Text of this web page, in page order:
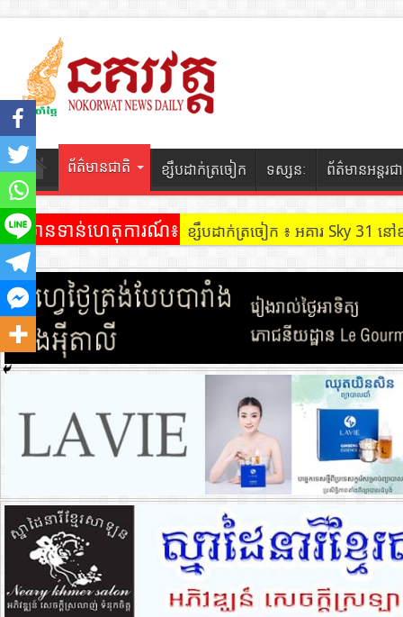
ព័ត៌មានជាតិ ខ្សឹបដាក់ត្រចៀក ទស្សនៈ ព័ត៌មានអន្តរជ
ព័ត៌មានទាន់ហេតុការណ៍៖ ខ្សឹបដាក់ត្រចៀក ៖ អគារ Sky 31